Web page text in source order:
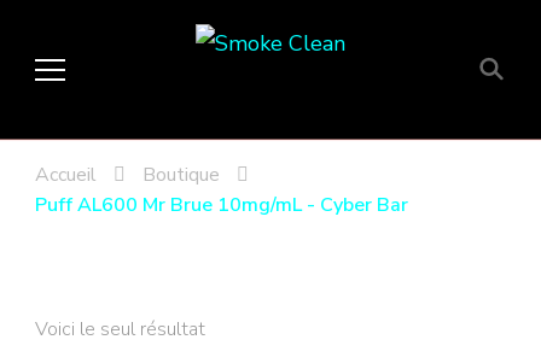
Smoke Clean
Accueil
Boutique
Puff AL600 Mr Brue 10mg/mL - Cyber Bar
Voici le seul résultat